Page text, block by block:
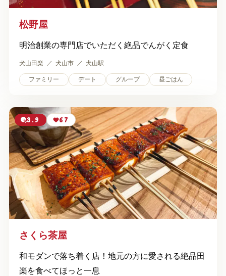
松野屋
明治創業の専門店でいただく絶品でんがく定食
犬山田楽 犬山市 犬山駅
ファミリー デート グループ 昼ごはん
3.9 67
さくら茶屋
和モダンで落ち着く店！地元の方に愛される絶品田
楽を食べてほっと一息